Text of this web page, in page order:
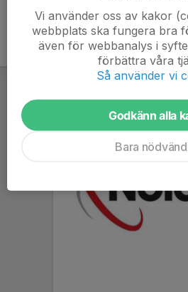
Vi använder oss av kakor
webbplats ska fungera bra
även för webbanalys i
förbättra våra
Så använder vi
Godkänn alla
Bara